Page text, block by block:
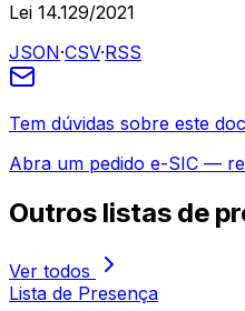
Lei 14.129/2021
JSON·CSV·RSS
Tem dúvidas sobre este
Abra um pedido e-SIC —
Outros listas de
Ver todos
Lista de Presença